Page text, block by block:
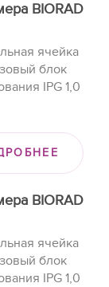
BIORAD
ячейка
блок
IPG 1,0
BIORAD
ячейка
блок
IPG 1,0